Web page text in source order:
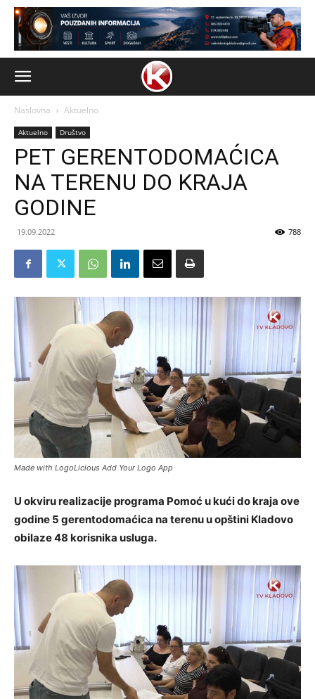
Naslovna Aktuelno
Aktuelno Društvo
PET GERENTODOMAĆICA
NA TERENU DO KRAJA
GODINE
19.09.2022 788
Made with LogoLicious Add Your Logo App
U okviru realizacije programa Pomoć u kući do kraja ove
godine 5 gerentodomaćica na terenu u opštini Kladovo
obilaze 48 korisnika usluga.